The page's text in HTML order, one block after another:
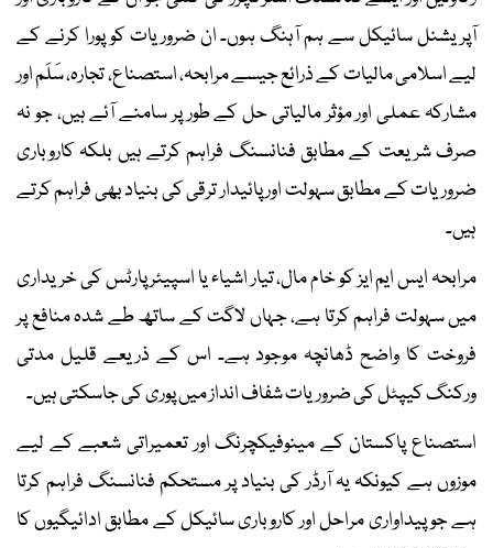
آپریشنل سائیکل سے ہم آہنگ ہوں۔ ان ضروریات کو پورا کرنے کے
لیے اسلامی مالیات کے ذرائع جیسے مرابحہ، استصناع، تجارہ، سَلَم اور
مشارکہ عملی اور مؤثر مالیاتی حل کے طور پر سامنے آئے ہیں، جو نہ
صرف شریعت کے مطابق فنانسنگ فراہم کرتے ہیں بلکہ کاروباری
ضروریات کے مطابق سہولت اور پائیدار ترقی کی بنیاد بھی فراہم کرتے
ہیں۔
مرابحہ ایس ایم ایز کو خام مال، تیار اشیاء یا اسپیئر پارٹس کی خریداری
میں سہولت فراہم کرتا ہے، جہاں لاگت کے ساتھ طے شدہ منافع پر
فروخت کا واضح ڈھانچہ موجود ہے۔ اس کے ذریعے قلیل مدتی
ورکنگ کیپٹل کی ضروریات شفاف انداز میں پوری کی جاسکتی ہیں۔
استصناع پاکستان کے مینوفیکچرنگ اور تعمیراتی شعبے کے لیے
موزوں ہے کیونکہ یہ آرڈر کی بنیاد پر مستحکم فنانسنگ فراہم کرتا
ہے جو پیداواری مراحل اور کاروباری سائیکل کے مطابق ادائیگیوں کا